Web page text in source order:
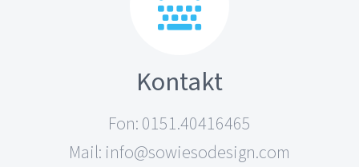
Kontakt
Fon: 0151.40416465
Mail: info@sowiesodesign.com